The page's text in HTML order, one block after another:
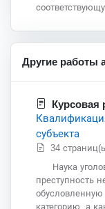
Другие работы
Курсовая
субъекта
34
Наука
преступность
обусловленную
категорию, а